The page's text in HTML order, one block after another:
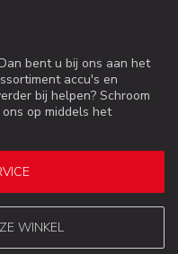
bent u bij ons aan het
accu's en
bij helpen? Schroom
op middels het
WINKEL